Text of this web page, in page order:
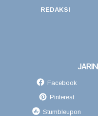
REDAKSI
Facebook
Pinterest
Stumbleupon